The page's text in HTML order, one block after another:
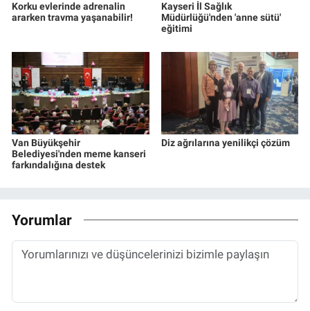
Korku evlerinde adrenalin
ararken travma yaşanabilir!
Kayseri İl Sağlık
Müdürlüğü'nden 'anne sütü'
eğitimi
Van Büyükşehir
Belediyesi'nden meme kanseri
farkındalığına destek
Diz ağrılarına yenilikçi çözüm
Yorumlar